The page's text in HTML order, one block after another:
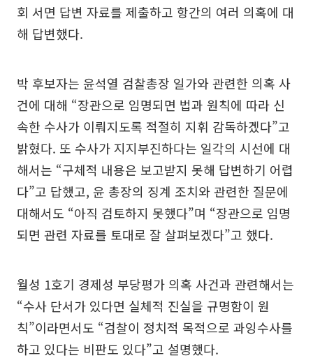
회 서면 답변 자료를 제출하고 항간의 여러 의혹에 대
해 답변했다.
박 후보자는 윤석열 검찰총장 일가와 관련한 의혹 사
건에 대해 “장관으로 임명되면 법과 원칙에 따라 신
속한 수사가 이뤄지도록 적절히 지휘 감독하겠다”고
밝혔다. 또 수사가 지지부진하다는 일각의 시선에 대
해서는 “구체적 내용은 보고받지 못해 답변하기 어렵
다”고 답했고, 윤 총장의 징계 조치와 관련한 질문에
대해서도 “아직 검토하지 못했다”며 “장관으로 임명
되면 관련 자료를 토대로 잘 살펴보겠다”고 했다.
월성 1호기 경제성 부당평가 의혹 사건과 관련해서는
“수사 단서가 있다면 실체적 진실을 규명함이 원
칙”이라면서도 “검찰이 정치적 목적으로 과잉수사를
하고 있다는 비판도 있다”고 설명했다.